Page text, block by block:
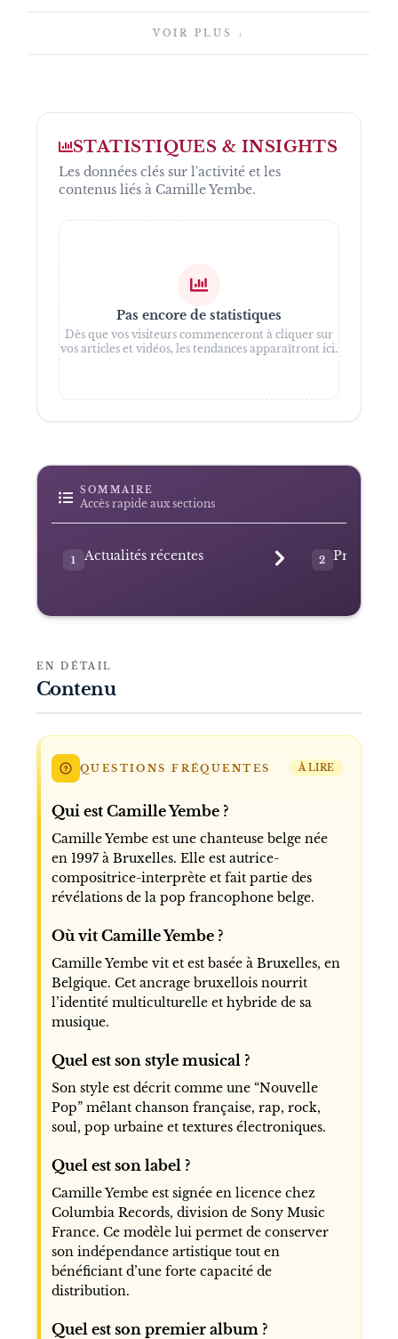
VOIR PLUS ↓
STATISTIQUES & INSIGHTS
Les données clés sur l'activité et les
contenus liés à Camille Yembe.
Pas encore de statistiques
Dès que vos visiteurs commenceront à cliquer sur
vos articles et vidéos, les tendances apparaîtront ici.
SOMMAIRE
Accès rapide aux sections
1 Actualités récentes 2
EN DÉTAIL
Contenu
QUESTIONS FRÉQUENTES À LIRE
Qui est Camille Yembe ?
Camille Yembe est une chanteuse belge née
en 1997 à Bruxelles. Elle est autrice-
compositrice-interprète et fait partie des
révélations de la pop francophone belge.
Où vit Camille Yembe ?
Camille Yembe vit et est basée à Bruxelles, en
Belgique. Cet ancrage bruxellois nourrit
l’identité multiculturelle et hybride de sa
musique.
Quel est son style musical ?
Son style est décrit comme une “Nouvelle
Pop” mêlant chanson française, rap, rock,
soul, pop urbaine et textures électroniques.
Quel est son label ?
Camille Yembe est signée en licence chez
Columbia Records, division de Sony Music
France. Ce modèle lui permet de conserver
son indépendance artistique tout en
bénéficiant d’une forte capacité de
distribution.
Quel est son premier album ?